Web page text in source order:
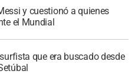
y cuestionó a quienes
el Mundial
que era buscado desde